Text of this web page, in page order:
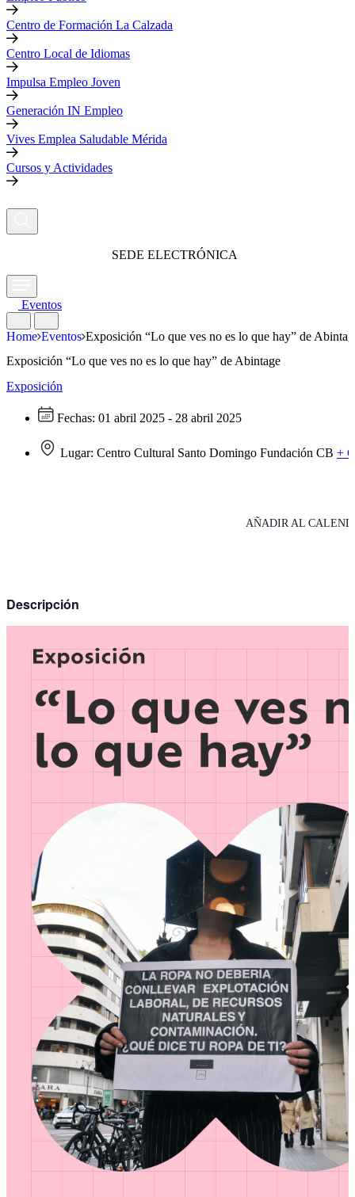
Centro de Formación La Calzada
Centro Local de Idiomas
Impulsa Empleo Joven
Generación IN Empleo
Vives Emplea Saludable Mérida
Cursos y Actividades
SEDE ELECTRÓNICA
Eventos
Home Eventos Exposición “Lo que ves no es lo que hay” de
Exposición “Lo que ves no es lo que hay” de Abintage
Exposición
Fechas: 01 abril 2025 - 28 abril 2025
Lugar: Centro Cultural Santo Domingo Fundación CB +
AÑADIR AL
Descripción